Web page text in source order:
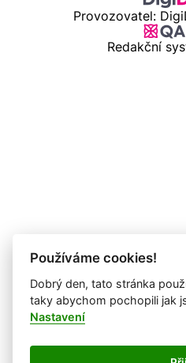
Provozovatel:
Redakční
Používáme cookies!
Dobrý den, tato stránka
taky abychom pochopili jak
Nastavení